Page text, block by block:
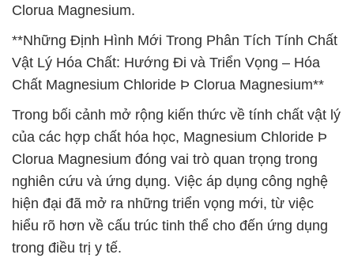
Clorua Magnesium.
**Những Định Hình Mới Trong Phân Tích Tính Chất
Vật Lý Hóa Chất: Hướng Đi và Triển Vọng – Hóa
Chất Magnesium Chloride Þ Clorua Magnesium**
Trong bối cảnh mở rộng kiến thức về tính chất vật lý
của các hợp chất hóa học, Magnesium Chloride Þ
Clorua Magnesium đóng vai trò quan trọng trong
nghiên cứu và ứng dụng. Việc áp dụng công nghệ
hiện đại đã mở ra những triển vọng mới, từ việc
hiểu rõ hơn về cấu trúc tinh thể cho đến ứng dụng
trong điều trị y tế.